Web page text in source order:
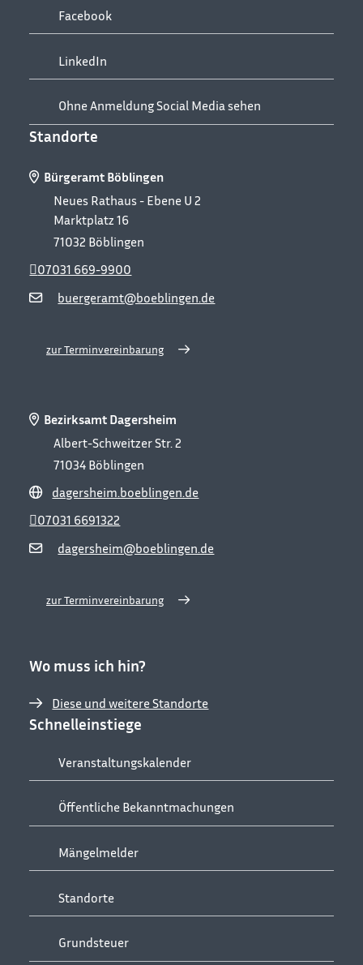
Facebook
LinkedIn
Ohne Anmeldung Social Media sehen
Standorte
Bürgeramt Böblingen
Neues Rathaus - Ebene U 2
Marktplatz 16
71032 Böblingen
buergeramt@boeblingen.de
07031 669-9900
zur Terminvereinbarung
Bezirksamt Dagersheim
Albert-Schweitzer Str. 2
71034 Böblingen
dagersheim.boeblingen.de
dagersheim@boeblingen.de
07031 6691322
zur Terminvereinbarung
Wo muss ich hin?
Diese und weitere Standorte
Schnelleinstiege
Veranstaltungskalender
Öffentliche Bekanntmachungen
Mängelmelder
Standorte
Grundsteuer